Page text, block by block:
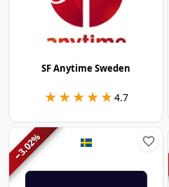
SF Anytime Sweden
★★★★★
★★★★★ 4.7
−
3.02
%